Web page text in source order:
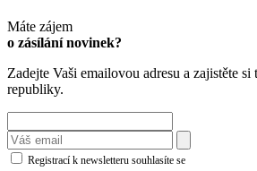
Máte zájem
o zásílání novinek?
Zadejte Vaši emailovou adresu a zajistěte
republiky.
Registrací k newsletteru souhlasíte se